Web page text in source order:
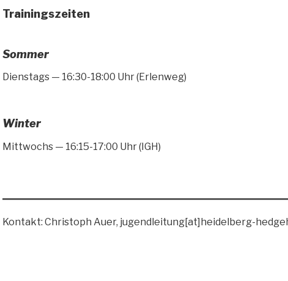
Trainingszeiten
Sommer
Dienstags — 16:30-18:00 Uhr (Erlenweg)
Winter
Mittwochs — 16:15-17:00 Uhr (IGH)
Kontakt: Christoph Auer, jugendleitung[at]heidelberg-